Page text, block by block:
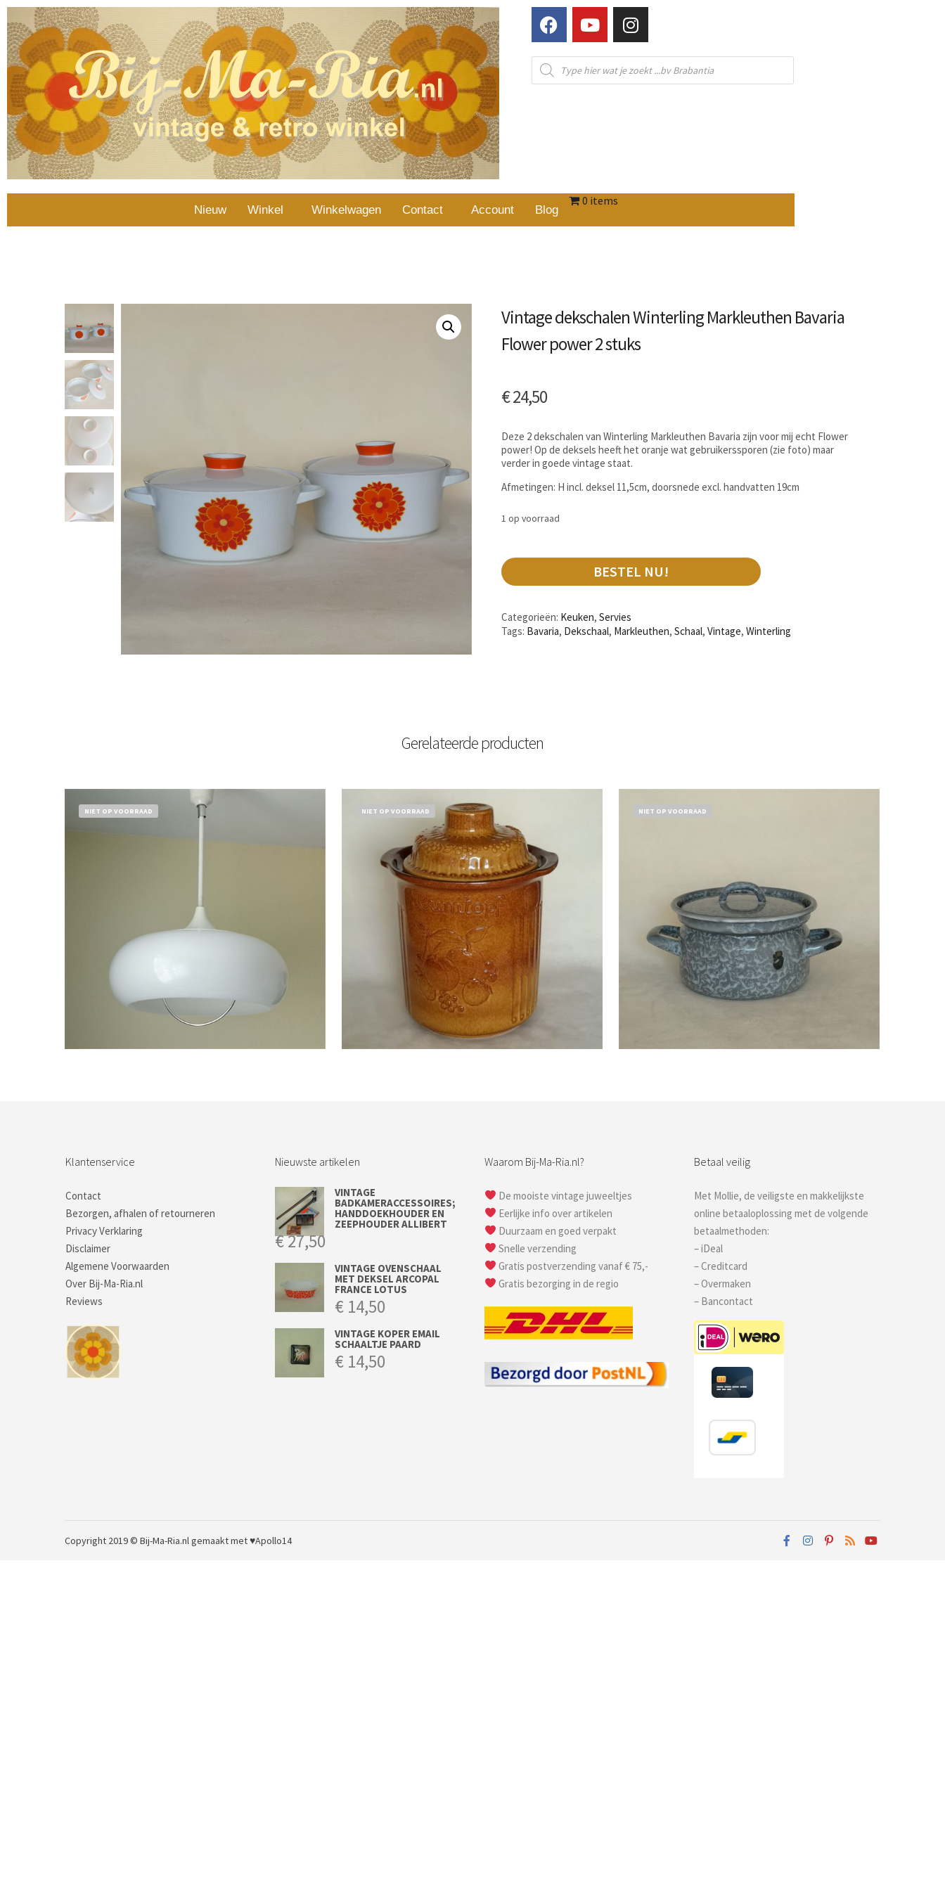
Nieuw Winkel Winkelwagen Contact Account Blog
0 items
Vintage dekschalen Winterling Markleuthen Bavaria
Flower power 2 stuks
€24,50
Deze 2 dekschalen van Winterling Markleuthen Bavaria zijn voor mij echt Flower
power! Op de deksels heeft het oranje wat gebruikerssporen (zie foto) maar
verder in goede vintage staat.
Afmetingen: H incl. deksel 11,5cm, doorsnede excl. handvatten 19cm
1 op voorraad
BESTEL NU!
Categorieën: Keuken,Servies
Tags: Bavaria, Dekschaal, Markleuthen,Schaal,Vintage,Winterling
Gerelateerde producten
NIET OP VOORRAAD NIET OP VOORRAAD NIET OP VOORRAAD
Klantenservice
Contact
Bezorgen, afhalen of retourneren
Privacy Verklaring
Disclaimer
Algemene Voorwaarden
Over Bij-Ma-Ria.nl
Reviews
Nieuwste artikelen
VINTAGE
BADKAMERACCESSOIRES;
HANDDOEKHOUDER EN
ZEEPHOUDER ALLIBERT
€27,50
VINTAGE OVENSCHAAL
MET DEKSEL ARCOPAL
FRANCE LOTUS
€ 14,50
VINTAGE KOPER EMAIL
SCHAALTJE PAARD
€ 14,50
Waarom Bij-Ma-Ria.nl?
De mooiste vintage juweeltjes
Eerlijke info over artikelen
Duurzaam en goed verpakt
Snelle verzending
Gratis postverzending vanaf € 75,-
Gratis bezorging in de regio
Betaal veilig
Met Mollie, de veiligste en makkelijkste
online betaaloplossing met de volgende
betaalmethoden:
– iDeal
– Creditcard
– Overmaken
– Bancontact
Copyright 2019 © Bij-Ma-Ria.nlgemaakt met ♥Apollo14